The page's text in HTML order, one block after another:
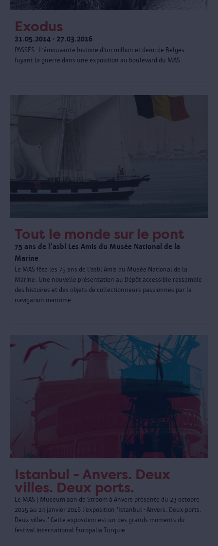
Exodus
21.05.2014 - 27.03.2016
PASSÉS - L’émouvante histoire d’un million et demi de Belges
fuyant la guerre dans une exposition au boulevard du MAS.
Tout le monde sur le pont
75 ans de l’asbl Les Amis du Musée National de la
Marine
Le MAS fête les 75 ans de l’asbl Amis du Musée National de la
Marine. Une nouvelle présentation au Dépôt accessible rassemble
des histoires et des objets de collectionneurs passionnés par la
navigation maritime.
Istanbul - Anvers. Deux
villes. Deux ports.
Le MAS | Museum aan de Stroom à Anvers présente du 23 octobre
2015 au 24 janvier 2016 l’exposition 'Istanbul - Anvers. Deux ports.
Deux villes.' Cette exposition est un des grands moments du
festival international Europalia Turquie.